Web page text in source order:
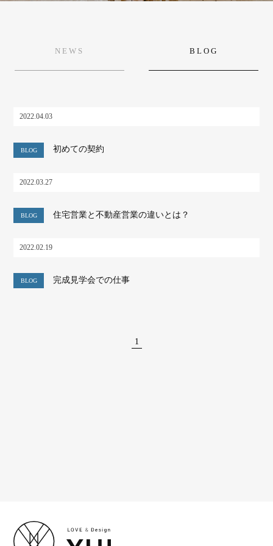
NEWS BLOG
2022.04.03
BLOG 初めての契約
2022.03.27
BLOG 住宅営業と不動産営業の違いとは？
2022.02.19
BLOG 完成見学会での仕事
1